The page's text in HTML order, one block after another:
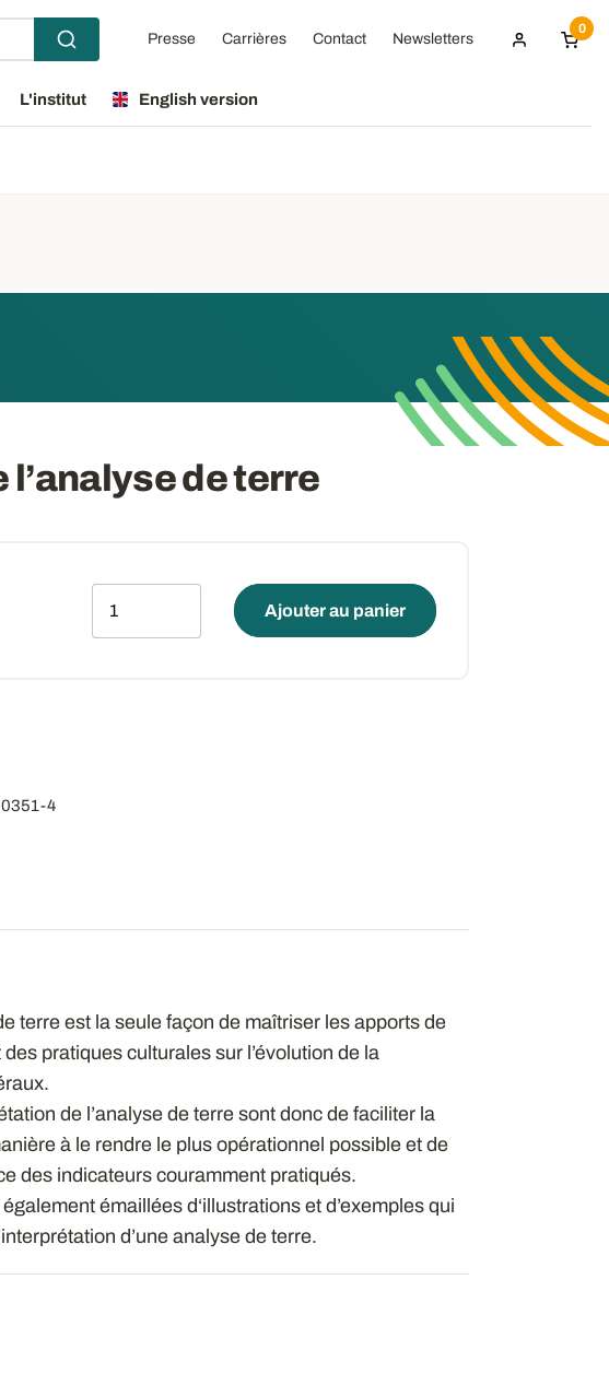
Presse Carrières Contact Newsletters
0
L'institut English version
de terre
Ajouter au panier
4
terre est la seule façon de maîtriser les apports de
pratiques culturales sur l’évolution de la
de l’analyse de terre sont donc de faciliter la
à le rendre le plus opérationnel possible et de
des indicateurs couramment pratiqués.
émaillées d‘illustrations et d’exemples qui
d’une analyse de terre.